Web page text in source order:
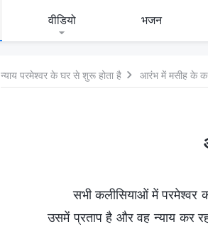
वीडियो भजन
न्याय परमेश्वर के घर से शुरू होता है आरंभ में मसीह के
सभी कलीसियाओं में परमेश्वर
उसमें प्रताप है और वह न्याय कर